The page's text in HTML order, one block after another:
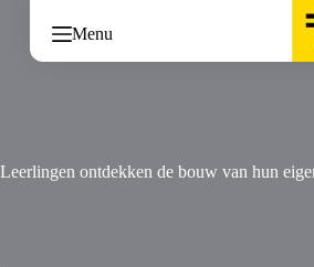
inhoud
Menu
Leerlingen ontdekken de bouw van hun